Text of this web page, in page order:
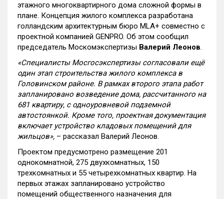
этажного многоквартирного дома сложной формы в
плане. Концепция жилого комплекса разработана
голландским архитектурным бюро MLA+ совместно с
проектной компанией GENPRO. Об этом сообщил
председатель Москомэкспертизы Валерий Леонов.
«Специалисты Мосгосэкспертизы согласовали ещё
один этап строительства жилого комплекса в
Головинском районе. В рамках второго этапа работ
запланировано возведение дома, рассчитанного на
681 квартиру, с одноуровневой подземной
автостоянкой. Кроме того, проектная документация
включает устройство кладовых помещений для
жильцов», – рассказал Валерий Леонов.
Проектом предусмотрено размещение 201
однокомнатной, 275 двухкомнатных, 150
трехкомнатных и 55 четырехкомнатных квартир. На
первых этажах запланировано устройство
помещений общественного назначения для